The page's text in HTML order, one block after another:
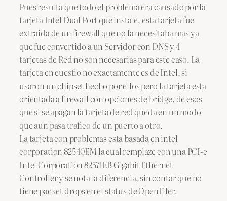
Pues resulta que todo el problema era causado por la
tarjeta Intel Dual Port que instale, esta tarjeta fue
extraida de un firewall que no la necesitaba mas ya
que fue convertido a un Servidor con DNS y 4
tarjetas de Red no son necesarias para este caso. La
tarjeta en cuestio no exactamente es de Intel, si
usaron un chipset hecho por ellos pero la tarjeta esta
orientada a firewall con opciones de bridge, de esos
que si se apagan la tarjeta de red queda en un modo
que aun pasa trafico de un puerto a otro.
La tarjeta con problemas esta basada en intel
corporation 82540EM la cual remplaze con una PCI-e
Intel Corporation 82571EB Gigabit Ethernet
Controller y se nota la diferencia, sin contar que no
tiene packet drops en el status de OpenFiler.